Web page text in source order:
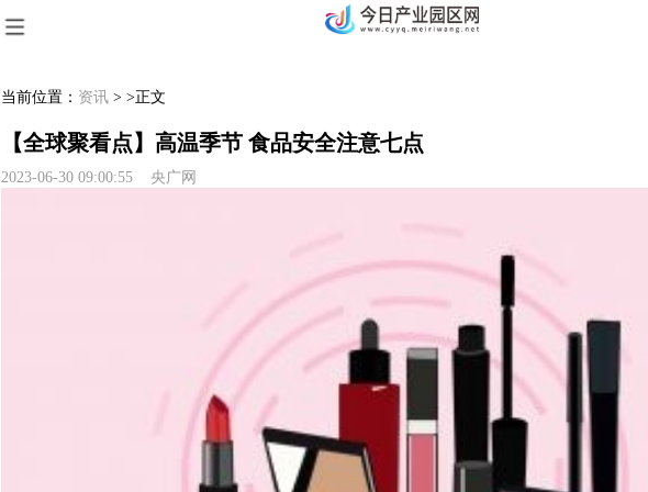
当前位置： 资讯 > >正文
【全球聚看点】高温季节 食品安全注意七点
2023-06-30 09:00:55 央广网